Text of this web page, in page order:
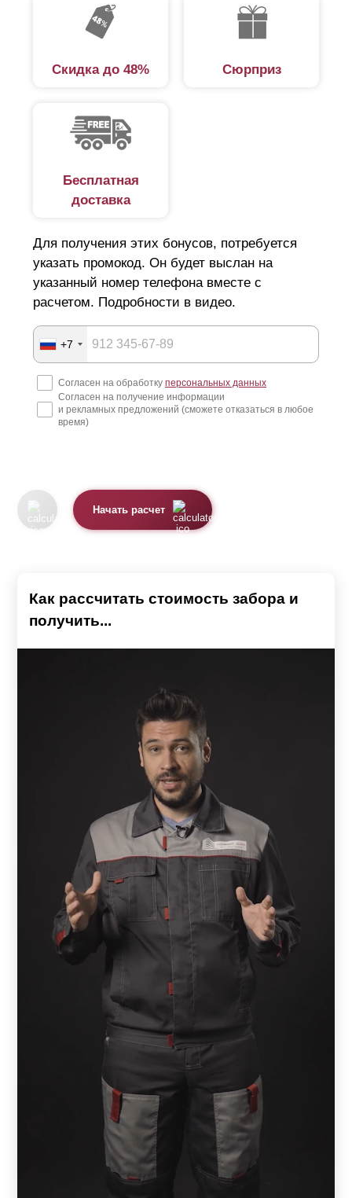
Скидка до 48% Сюрприз
Бесплатная
доставка
Для получения этих бонусов, потребуется
указать промокод. Он будет выслан на
указанный номер телефона вместе с
расчетом. Подробности в видео.
+7
Согласен на обработку персональных данных
Согласен на получение информации
и рекламных предложений (сможете отказаться в любое
время)
Начать расчет
Как рассчитать стоимость забора и
получить...